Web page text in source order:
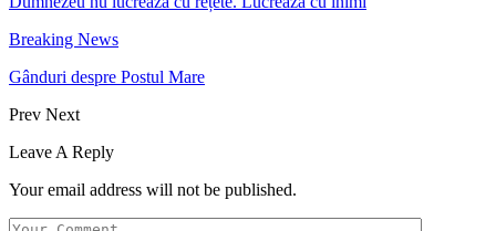
Breaking News
Gânduri despre Postul Mare
Prev Next
Leave A Reply
Your email address will not be published.